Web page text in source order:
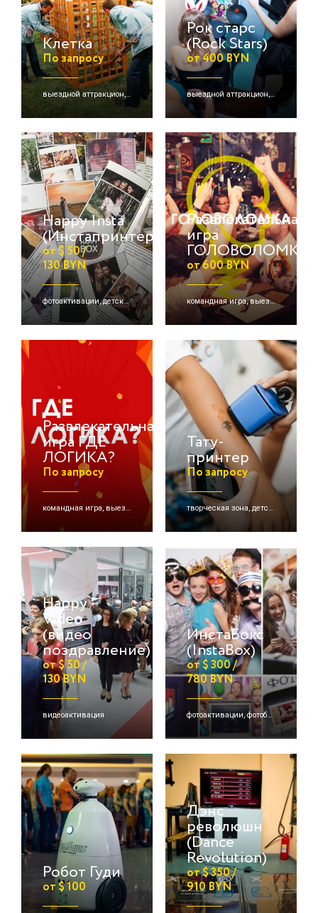
Клетка
По запросу
Рок старс
(Rock Stars)
от 400 BYN
Happy Insta
(Инстапринтер)
от $ 50 /
130 BYN
фотоактивации, детские активации
Развлекательная
игра
ГОЛОВОЛОМКА
от 600 BYN
командная игра, выездная игра, online игра и др.
Развлекательная
игра ГДЕ
ЛОГИКА?
По запросу
командная игра, выездная игра, детские активации и др.
Тату-
принтер
По запросу
творческая зона, детские активации, мгновенное тату
Happy
Video
(видео
поздравление)
от $ 50 /
130 BYN
видеоактивация
ИнстаБокс
(InstaBox)
от $ 300 /
780 BYN
фотоактивации, фотобудки
Робот Гуди
от $ 100
Дэнс
революшн
(Dance
Revolution)
от $ 350 /
910 BYN